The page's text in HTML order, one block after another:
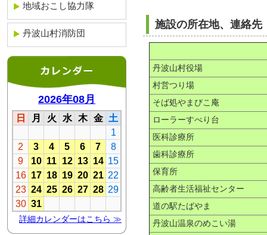
施設の所在地、連絡先
丹波山村役場
村営つり場
そば処やまびこ庵
ローラーすべり台
医科診療所
歯科診療所
保育所
高齢者生活福祉センター
道の駅たばやま
丹波山温泉のめこい湯
地域おこし協力隊
丹波山村消防団